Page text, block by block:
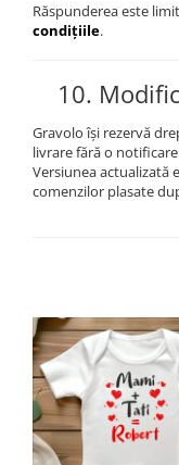
Răspunderea este
condițiile.
10.
Gravolo își rezervă
livrare fără o
Versiunea actualizată
comenzilor plasate